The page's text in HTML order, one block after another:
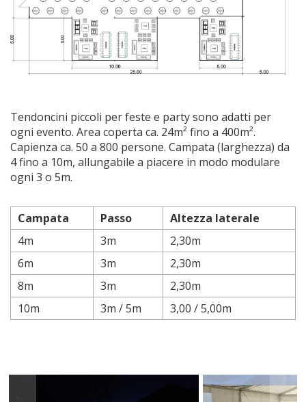
Tendoncini piccoli per feste e party sono adatti per
ogni evento. Area coperta ca. 24m² fino a 400m².
Capienza ca. 50 a 800 persone. Campata (larghezza) da
4 fino a 10m, allungabile a piacere in modo modulare
ogni 3 o 5m.
Campata Passo
Altezza laterale
4m
3m
2,30m
6m
3m
2,30m
8m
3m
2,30m
10m
3m / 5m 3,00 / 5,00m